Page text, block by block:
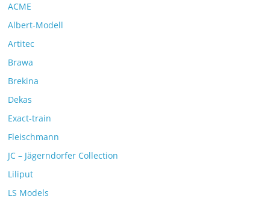
ACME
Albert-Modell
Artitec
Brawa
Brekina
Dekas
Exact-train
Fleischmann
JC – Jägerndorfer Collection
Liliput
LS Models